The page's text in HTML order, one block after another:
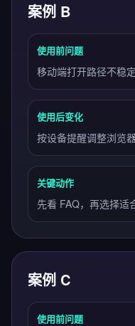
案例 B
使用前问题
移动端打开路径不稳
使用后变化
按设备提醒调整浏览
关键动作
先看 FAQ，再选择适
案例 C
使用前问题